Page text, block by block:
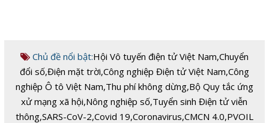
Chủ đề nổi bật:Hội Vô tuyến điện tử Việt Nam,Chuyển
đổi số,Điện mặt trời,Công nghiệp Điện tử Việt Nam,Công
nghiệp Ô tô Việt Nam,Thu phí không dừng,Bộ Quy tắc ứng
xử mạng xã hội,Nông nghiệp số,Tuyển sinh Điện tử viễn
thông,SARS-CoV-2,Covid 19,Coronavirus,CMCN 4.0,PVOIL